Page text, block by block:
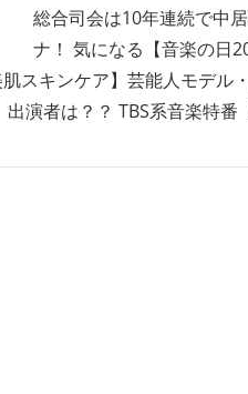
総合司会は10年連続で中
ナ！ 気になる【音楽の日
スキンケア】芸能人モデル
演者は？？ TBS系音楽特番